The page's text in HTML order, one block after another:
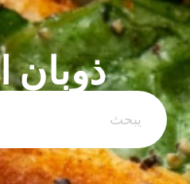
ذوبان